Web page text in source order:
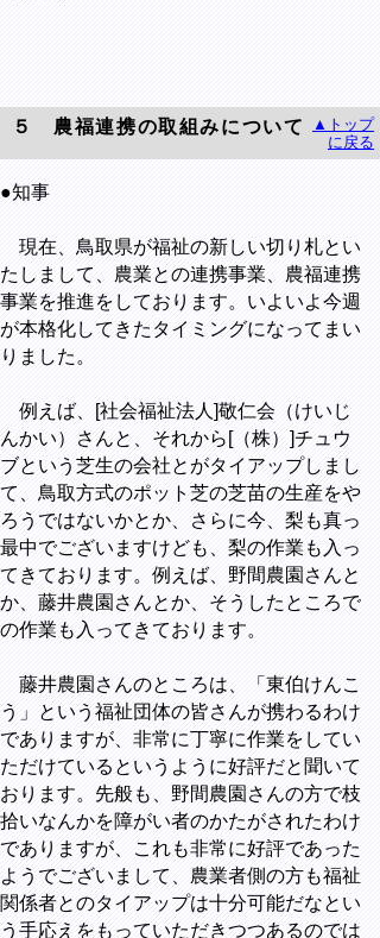
５ 農福連携の取組みについて
▲トップ
に戻る
●知事
現在、鳥取県が福祉の新しい切り札とい
たしまして、農業との連携事業、農福連携
事業を推進をしております。いよいよ今週
が本格化してきたタイミングになってまい
りました。
例えば、[社会福祉法人]敬仁会（けいじ
んかい）さんと、それから[（株）]チュウ
ブという芝生の会社とがタイアップしまし
て、鳥取方式のポット芝の芝苗の生産をや
ろうではないかとか、さらに今、梨も真っ
最中でございますけども、梨の作業も入っ
てきております。例えば、野間農園さんと
か、藤井農園さんとか、そうしたところで
の作業も入ってきております。
藤井農園さんのところは、「東伯けんこ
う」という福祉団体の皆さんが携わるわけ
でありますが、非常に丁寧に作業をしてい
ただけているというように好評だと聞いて
おります。先般も、野間農園さんの方で枝
拾いなんかを障がい者のかたがされたわけ
でありますが、これも非常に好評であった
ようでございまして、農業者側の方も福祉
関係者とのタイアップは十分可能だなとい
う手応えをもっていただきつつあるのでは